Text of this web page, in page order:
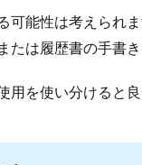
可能性は考えられ
は履歴書の手書き
を使い分けると良